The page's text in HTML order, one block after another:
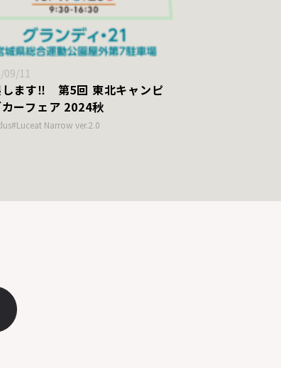
09/11
します‼ 第5回 東北キャンピ
ーフェア 2024秋
#Luceat Narrow ver.2.0